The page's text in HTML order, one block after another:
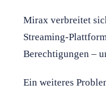
Mirax verbreitet
Streaming-
Berechtigungen –
Ein weiteres